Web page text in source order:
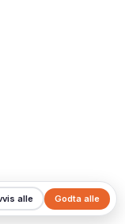
Godta alle
alle